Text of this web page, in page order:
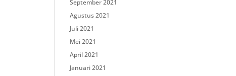
September 2021
Agustus 2021
Juli 2021
Mei 2021
April 2021
Januari 2021